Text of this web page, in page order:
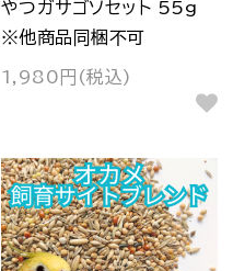
やつガサゴソセット 55g
※他商品同梱不可
1,980円(税込)